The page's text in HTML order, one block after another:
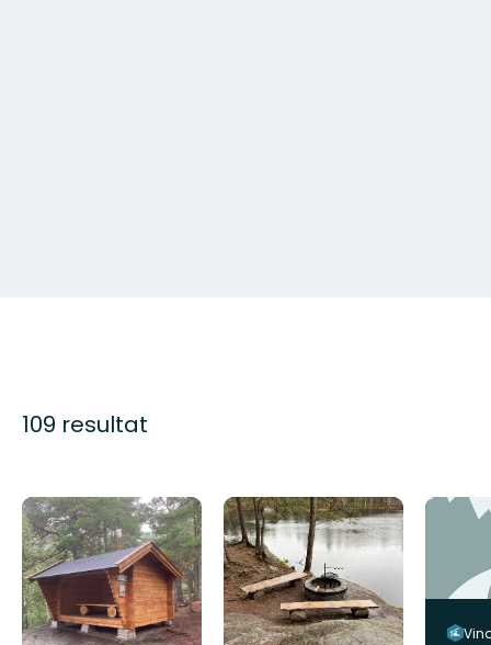
109 resultat